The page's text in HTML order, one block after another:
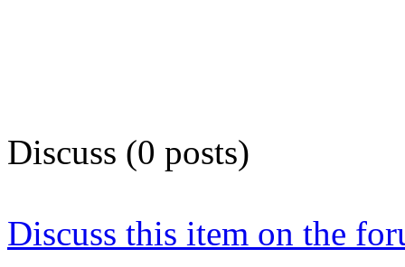
Discuss (0 posts)
Discuss this item on the